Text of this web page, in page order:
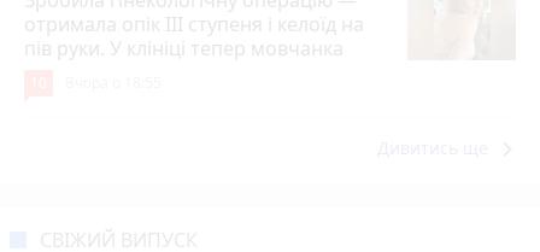
отримала опік ІІІ ступеня і келоїд на
пів руки. У клініці тепер мовчанка